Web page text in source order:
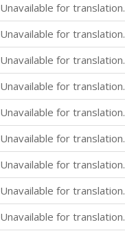
Unavailable for translation.
Unavailable for translation.
Unavailable for translation.
Unavailable for translation.
Unavailable for translation.
Unavailable for translation.
Unavailable for translation.
Unavailable for translation.
Unavailable for translation.